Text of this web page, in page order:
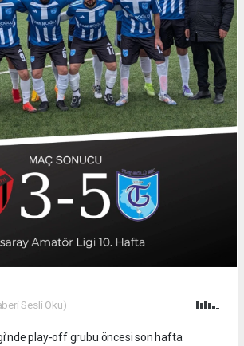
Sesli Oku)
play-off grubu öncesi son hafta